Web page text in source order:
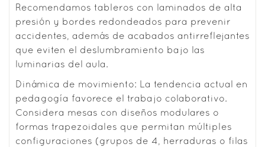
Recomendamos tableros con laminados de alta
presión y bordes redondeados para prevenir
accidentes, además de acabados antirreflejantes
que eviten el deslumbramiento bajo las
luminarias del aula.
Dinámica de movimiento: La tendencia actual en
pedagogía favorece el trabajo colaborativo.
Considera mesas con diseños modulares o
formas trapezoidales que permitan múltiples
configuraciones (grupos de 4, herraduras o filas